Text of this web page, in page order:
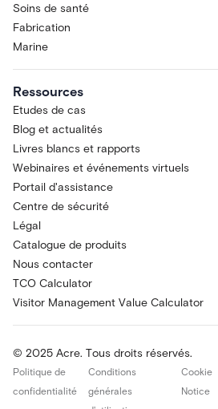
Soins de santé
Fabrication
Marine
Ressources
Etudes de cas
Blog et actualités
Livres blancs et rapports
Webinaires et événements virtuels
Portail d'assistance
Centre de sécurité
Légal
Catalogue de produits
Nous contacter
TCO Calculator
Visitor Management Value Calculator
© 2025 Acre. Tous droits réservés.
Politique de
confidentialité
Conditions
générales
Cookie
Notice